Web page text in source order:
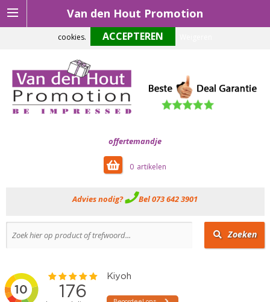
Van den Hout Promotion
offertemandje
0
Advies nodig? Bel 073 642 3901
Zoeken
Om onze website optimaal te laten functioneren maken wij gebruik van
cookies.